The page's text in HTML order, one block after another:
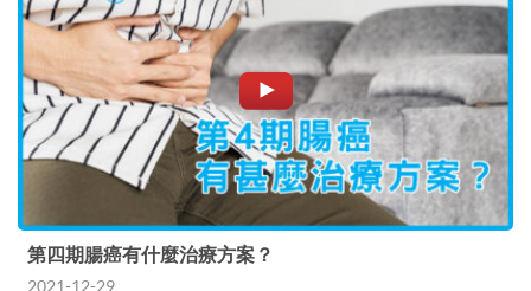
第四期腸癌有什麼治療方案？
2021-12-29